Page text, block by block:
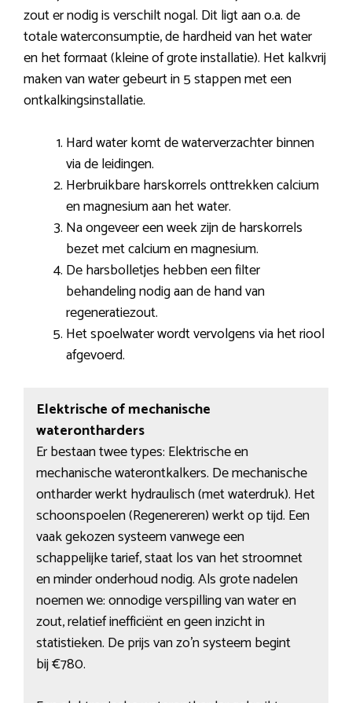
zout er nodig is verschilt nogal. Dit ligt aan o.a. de
totale waterconsumptie, de hardheid van het water
en het formaat (kleine of grote installatie). Het kalkvrij
maken van water gebeurt in 5 stappen met een
ontkalkingsinstallatie.
Hard water komt de waterverzachter binnen
via de leidingen.
Herbruikbare harskorrels onttrekken calcium
en magnesium aan het water.
Na ongeveer een week zijn de harskorrels
bezet met calcium en magnesium.
De harsbolletjes hebben een filter
behandeling nodig aan de hand van
regeneratiezout.
Het spoelwater wordt vervolgens via het riool
afgevoerd.
Elektrische of mechanische
waterontharders
Er bestaan twee types: Elektrische en
mechanische waterontkalkers. De mechanische
ontharder werkt hydraulisch (met waterdruk). Het
schoonspoelen (Regenereren) werkt op tijd. Een
vaak gekozen systeem vanwege een
schappelijke tarief, staat los van het stroomnet
en minder onderhoud nodig. Als grote nadelen
noemen we: onnodige verspilling van water en
zout, relatief inefficiënt en geen inzicht in
statistieken. De prijs van zo’n systeem begint
bij €780.